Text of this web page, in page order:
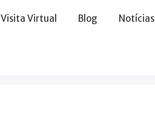
Visita Virtual Blog Notícias